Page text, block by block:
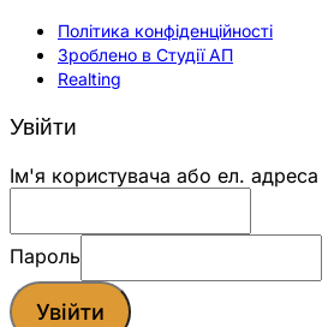
Політика конфіденційності
Зроблено в Студії АП
Realting
Увійти
Ім'я користувача або ел. адреса
Пароль
Увійти